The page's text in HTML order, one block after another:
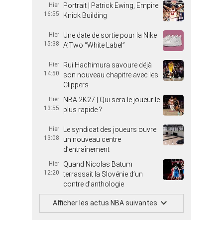
Hier
16:55
Portrait | Patrick Ewing, Empire
Knick Building
Hier
15:38
Une date de sortie pour la Nike
A’Two “White Label”
Hier
14:50
Rui Hachimura savoure déjà
son nouveau chapitre avec les
Clippers
Hier
13:55
NBA 2K27 | Qui sera le joueur le
plus rapide ?
Hier
13:08
Le syndicat des joueurs ouvre
un nouveau centre
d’entraînement
Hier
12:20
Quand Nicolas Batum
terrassait la Slovénie d’un
contre d’anthologie
Afficher les actus NBA suivantes